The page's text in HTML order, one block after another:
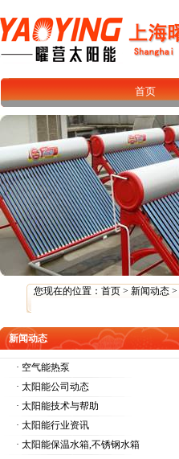
首页
您现在的位置： 首页 > 新闻动态 >
新闻动态
· 空气能热泵
· 太阳能公司动态
· 太阳能技术与帮助
· 太阳能行业资讯
· 太阳能保温水箱,不锈钢水箱